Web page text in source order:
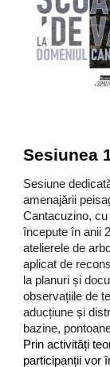
Sesiunea
Sesiune
amenajării
Cantacuzino,
începute în anii
atelierele de
aplicat de
la planuri și
observațiile de
aducțiune și
bazine,
Prin activități
participanții vor